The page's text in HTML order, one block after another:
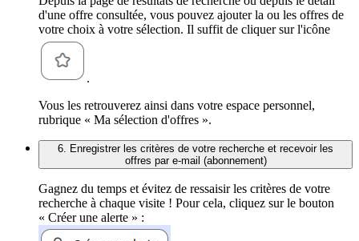
d'une offre consultée, vous pouvez ajouter la ou les offres de
votre choix à votre sélection. Il suffit de cliquer sur l'icône
.
Vous les retrouverez ainsi dans votre espace personnel,
rubrique « Ma sélection d'offres ».
6. Enregistrer les critères de votre recherche et recevoir les
offres par e-mail (abonnement)
Gagnez du temps et évitez de ressaisir les critères de votre
recherche à chaque visite ! Pour cela, cliquez sur le bouton
« Créer une alerte » :